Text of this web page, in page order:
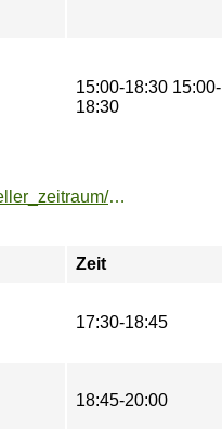
15:00-18:30 15:00-
18:30
https://buchung.hochschulsport-potsdam.de/angebote/aktueller_zeitraum/_Kickboxen.html
Zeit
17:30-18:45
18:45-20:00